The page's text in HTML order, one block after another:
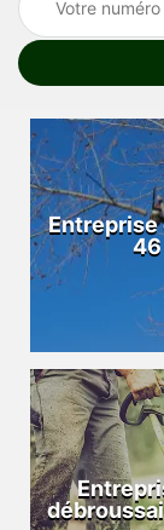
Entreprise
46